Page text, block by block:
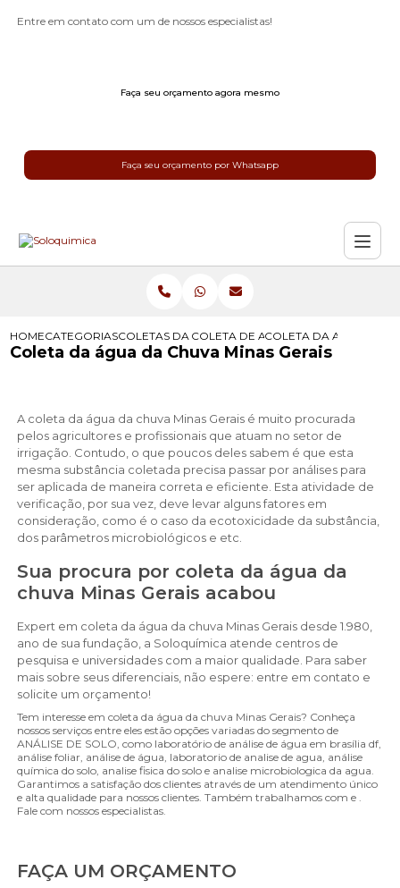
Entre em contato com um de nossos especialistas!
Faça seu orçamento agora mesmo
Faça seu orçamento por Whatsapp
HOMECATEGORIASCOLETAS DA AGUA DA CHUVA
COLETA DE AGUA CHUVA
COLETA DA AGUA DA
Coleta da água da Chuva Minas Gerais
A coleta da água da chuva Minas Gerais é muito procurada
pelos agricultores e profissionais que atuam no setor de
irrigação. Contudo, o que poucos deles sabem é que esta
mesma substância coletada precisa passar por análises para
ser aplicada de maneira correta e eficiente. Esta atividade de
verificação, por sua vez, deve levar alguns fatores em
consideração, como é o caso da ecotoxicidade da substância,
dos parâmetros microbiológicos e etc.
Sua procura por coleta da água da
chuva Minas Gerais acabou
Expert em coleta da água da chuva Minas Gerais desde 1.980,
ano de sua fundação, a Soloquímica atende centros de
pesquisa e universidades com a maior qualidade. Para saber
mais sobre seus diferenciais, não espere: entre em contato e
solicite um orçamento!
Tem interesse em coleta da água da chuva Minas Gerais? Conheça
nossos serviços entre eles estão opções variadas do segmento de
ANÁLISE DE SOLO, como laboratório de análise de água em brasília df,
análise foliar, análise de água, laboratorio de analise de agua, análise
química do solo, analise fisica do solo e analise microbiologica da agua.
Garantimos a satisfação dos clientes através de um atendimento único
e alta qualidade para nossos clientes. Também trabalhamos com e .
Fale com nossos especialistas.
FAÇA UM ORÇAMENTO